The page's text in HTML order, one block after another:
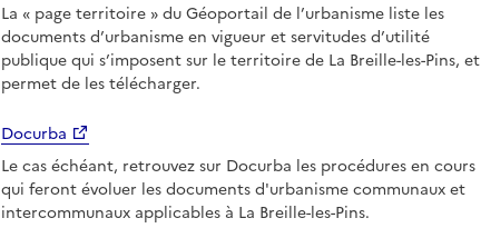
La
page territoire
du Géoportail de l’urbanisme liste les
documents d’urbanisme en vigueur et servitudes d’utilité
publique qui s’imposent sur le territoire de La Breille-les-Pins, et
permet de les télécharger.
Docurba
Le cas échéant, retrouvez sur Docurba les procédures en cours
qui feront évoluer les documents d'urbanisme communaux et
intercommunaux applicables à La Breille-les-Pins.